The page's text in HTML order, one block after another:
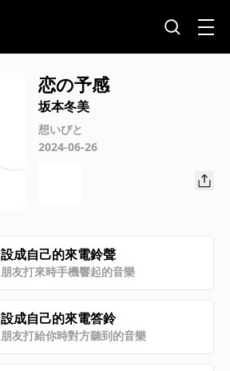
恋の予感
坂本冬美
想いびと
2024-06-26
設成自己的來電鈴聲
朋友打來時手機響起的音樂
設成自己的來電答鈴
朋友打給你時對方聽到的音樂